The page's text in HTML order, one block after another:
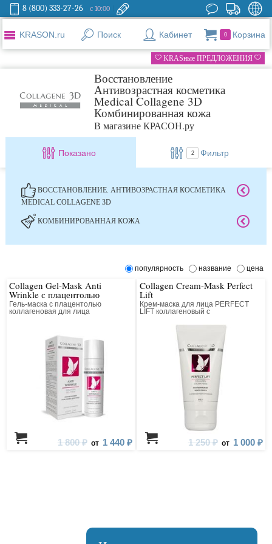
8 (800) 333-27-26 с 10:00
KRASON.ru Поиск Кабинет 0 Корзина
KRASные ПРЕДЛОЖЕНИЯ
Восстановление
Антивозрастная косметика
Medical Collagene 3D
Комбинированная кожа
В магазине КРАСОН.ру
Показано 2 Фильтр
ВОССТАНОВЛЕНИЕ. АНТИВОЗРАСТНАЯ КОСМЕТИКА
MEDICAL COLLAGENE 3D
КОМБИНИРОВАННАЯ КОЖА
популярность название цена
Collagen Gel-Mask Anti
Wrinkle с плацентолью
Гель-маска с плацентолью
коллагеновая для лица
1 800 ₽ от 1 440 ₽
Collagen Cream-Mask Perfect
Lift
Крем-маска для лица PERFECT
LIFT коллагеновый с
1 250 ₽ от 1 000 ₽